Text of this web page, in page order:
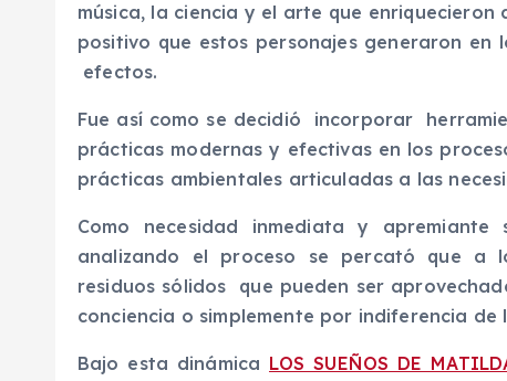
música, la ciencia y el arte que
positivo que estos personajes generaron en
efectos.
Fue así como se decidió incorporar
prácticas modernas y efectivas en los
prácticas ambientales articuladas a las
Como necesidad inmediata y
analizando el proceso se percató que a
residuos sólidos que pueden ser
conciencia o simplemente por indiferencia
Bajo esta dinámica LOS SUEÑOS DE